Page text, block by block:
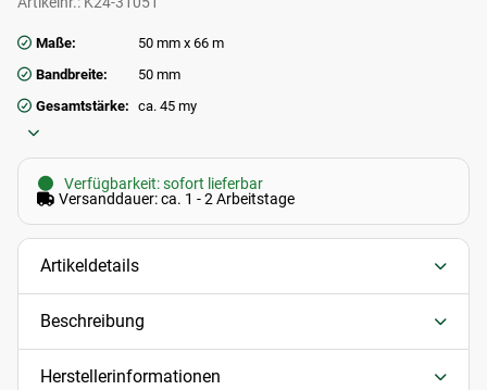
Maße:
50 mm x 66 m
Bandbreite:
50 mm
Gesamtstärke: ca. 45 my
Verfügbarkeit: sofort lieferbar
Versanddauer: ca. 1 - 2 Arbeitstage
Artikeldetails
Beschreibung
Herstellerinformationen